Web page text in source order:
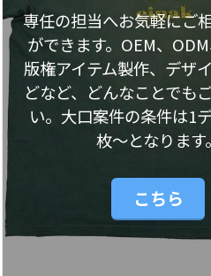
専任の担当へお気軽にご
ができます。OEM、ODM
版権アイテム製作、デザ
どなど、どんなことでも
い。大口案件の条件は1
枚〜となります。
こちら